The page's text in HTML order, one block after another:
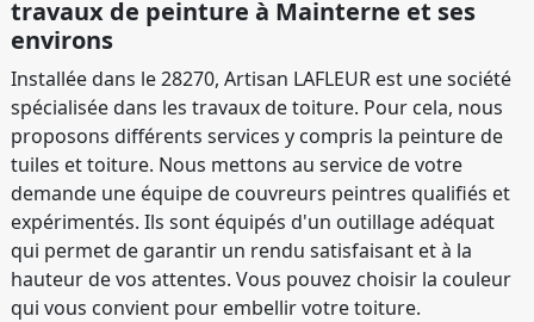
travaux de peinture à Mainterne et ses
environs
Installée dans le 28270, Artisan LAFLEUR est une société
spécialisée dans les travaux de toiture. Pour cela, nous
proposons différents services y compris la peinture de
tuiles et toiture. Nous mettons au service de votre
demande une équipe de couvreurs peintres qualifiés et
expérimentés. Ils sont équipés d'un outillage adéquat
qui permet de garantir un rendu satisfaisant et à la
hauteur de vos attentes. Vous pouvez choisir la couleur
qui vous convient pour embellir votre toiture.